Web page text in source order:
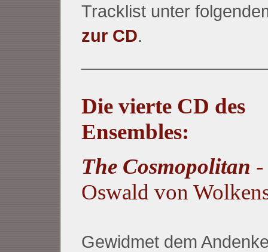
Tracklist unter
zur CD.
Die vierte CD des
Ensembles:
The Cosmopolitan -
Oswald von
Gewidmet dem